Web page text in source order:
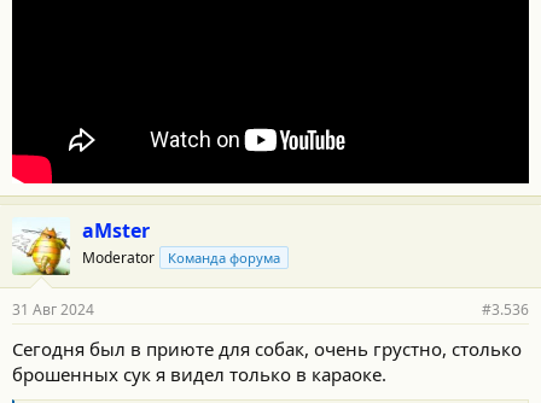
aMster
Moderator Команда форума
31 Авг 2024 #3.536
Сегодня был в приюте для собак, очень грустно, столько
брошенных сук я видел только в караоке.